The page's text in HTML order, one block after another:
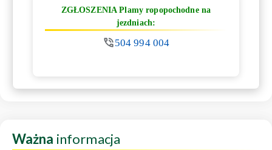
ZGŁOSZENIA Plamy ropopochodne na
jezdniach:
504 994 004
Ważna informacja